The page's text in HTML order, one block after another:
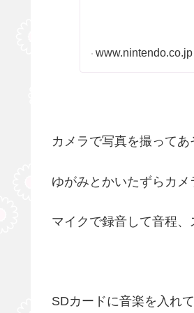
www.nintendo.co.jp
カメラで写真を撮ってあ
ゆがみとかいたずらカ
マイクで録音して音程、
SDカードに音楽を入れ